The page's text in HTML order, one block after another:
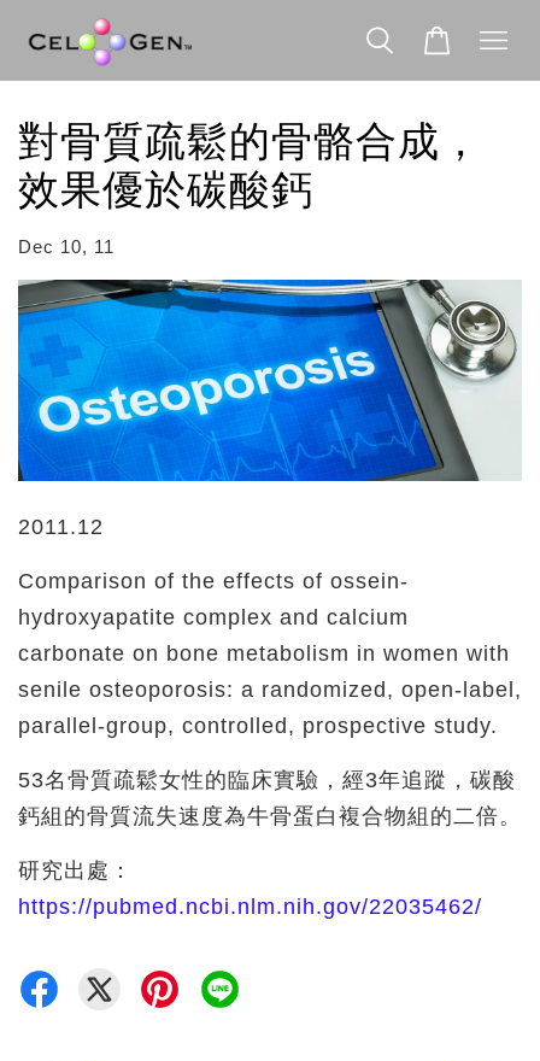
對骨質疏鬆的骨骼合成，
效果優於碳酸鈣
Dec 10, 11
2011.12
Comparison of the effects of ossein-
hydroxyapatite complex and calcium
carbonate on bone metabolism in women with
senile osteoporosis: a randomized, open-label,
parallel-group, controlled, prospective study.
53名骨質疏鬆女性的臨床實驗，經3年追蹤，碳酸
鈣組的骨質流失速度為牛骨蛋白複合物組的二倍。
研究出處：
https://pubmed.ncbi.nlm.nih.gov/22035462/